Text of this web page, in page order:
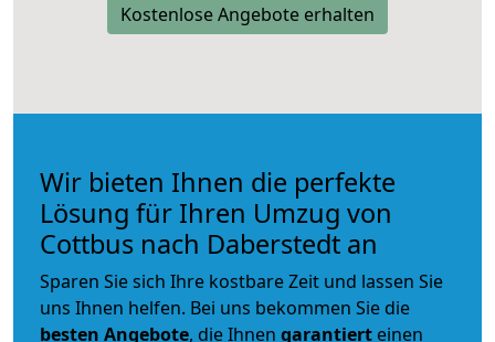
Kostenlose Angebote erhalten
Wir bieten Ihnen die perfekte
Lösung für Ihren Umzug von
Cottbus nach Daberstedt an
Sparen Sie sich Ihre kostbare Zeit und lassen Sie
uns Ihnen helfen. Bei uns bekommen Sie die
besten Angebote, die Ihnen garantiert einen